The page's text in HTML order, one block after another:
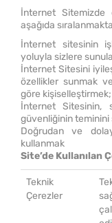
İnternet Sitemizde
aşağıda
İnternet sitesinin
yoluyla sizlere
İnternet Sitesini
özellikler sunmak
göre kişiselleştirmek;
İnternet
güvenliğinin teminini
Doğrudan ve
kullanmak
Site’de Kullanılan
Teknik
Çerezler